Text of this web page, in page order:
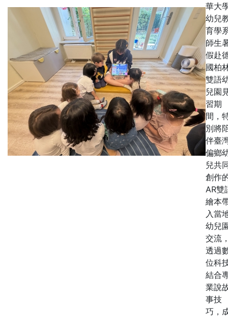
華大
幼兒
育學
師生
假赴
國柏
雙語
兒園
習期
間，
別將
伴臺
偏鄉
兒共
創作
AR雙
繪本
入當
幼兒
交流
透過
位科
結合
業說
事技
巧，